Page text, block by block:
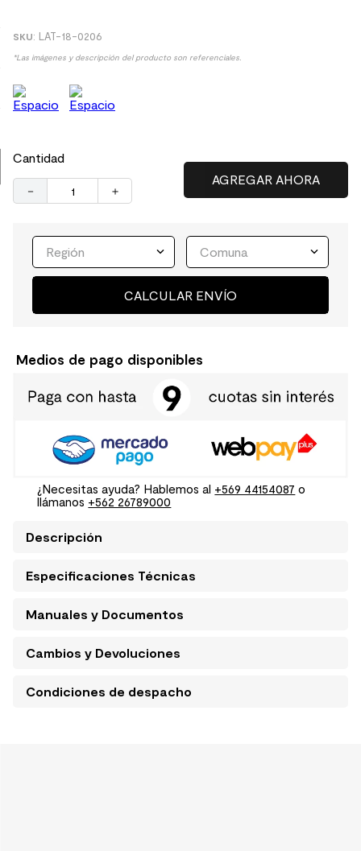
10 columna ducha
: LAT-18-0206
*Las imágenes y descripción del producto son referenciales.
Cantidad
＋
－
Región Comuna
CALCULAR ENVÍO
Medios de pago disponibles
¿Necesitas ayuda? Hablemos al +569 44154087 o
llámanos +562 26789000
Descripción
Especificaciones Técnicas
Manuales y Documentos
Cambios y Devoluciones
Condiciones de despacho